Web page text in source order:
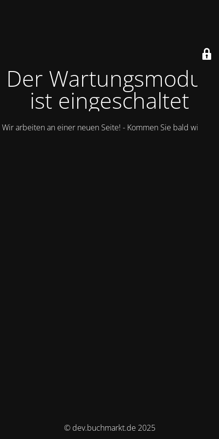
Der Wartungsmodus
ist eingeschaltet
Wir arbeiten an einer neuen Seite! - Kommen Sie bald wieder.
© dev.buchmarkt.de 2025